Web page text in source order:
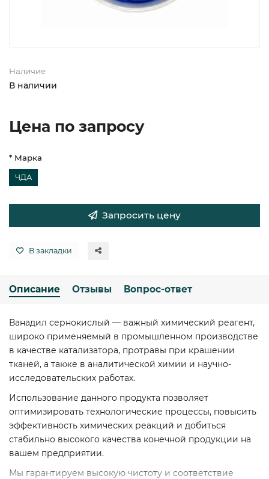
Наличие
В наличии
Цена по запросу
* Марка
ЧДА
Запросить цену
В закладки
Описание Отзывы Вопрос-ответ
Ванадил сернокислый — важный химический реагент,
широко применяемый в промышленном производстве
в качестве катализатора, протравы при крашении
тканей, а также в аналитической химии и научно-
исследовательских работах.
Использование данного продукта позволяет
оптимизировать технологические процессы, повысить
эффективность химических реакций и добиться
стабильно высокого качества конечной продукции на
вашем предприятии.
Мы гарантируем высокую чистоту и соответствие